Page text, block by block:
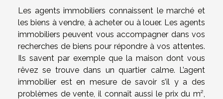
Les agents immobiliers connaissent le marché et
les biens à vendre, à acheter ou à louer. Les agents
immobiliers peuvent vous accompagner dans vos
recherches de biens pour répondre à vos attentes.
Ils savent par exemple que la maison dont vous
rêvez se trouve dans un quartier calme. L’agent
immobilier est en mesure de savoir s’il y a des
problèmes de vente, il connaît aussi le prix du m²,